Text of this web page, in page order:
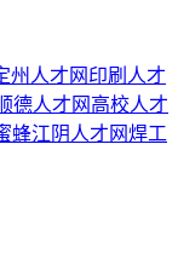
州人才网 印刷人才
德人才网 高校人才
蜂江阴人才网焊工